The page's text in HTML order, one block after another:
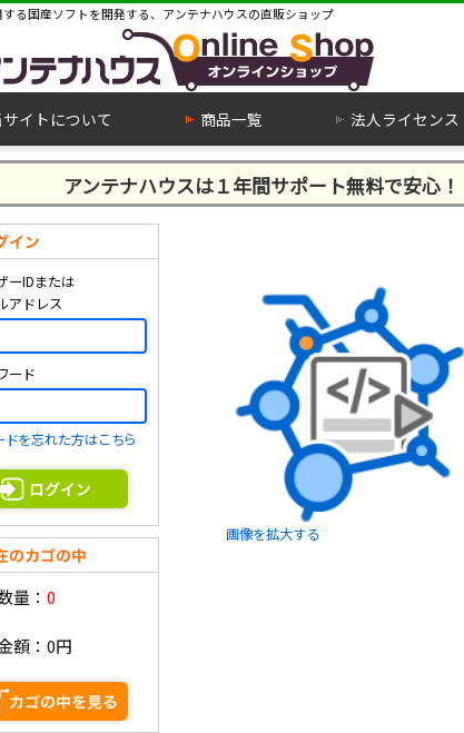
する国産ソフトを開発する、アンテナハウスの直販ショップ
サイトについて 商品一覧 法人ライセンス
アンテナハウスは１年間サポート無料で安心！
ーIDまたは
アドレス
ード
ドを忘れた方はこちら
量： 0
額： 0円
画像を拡大する